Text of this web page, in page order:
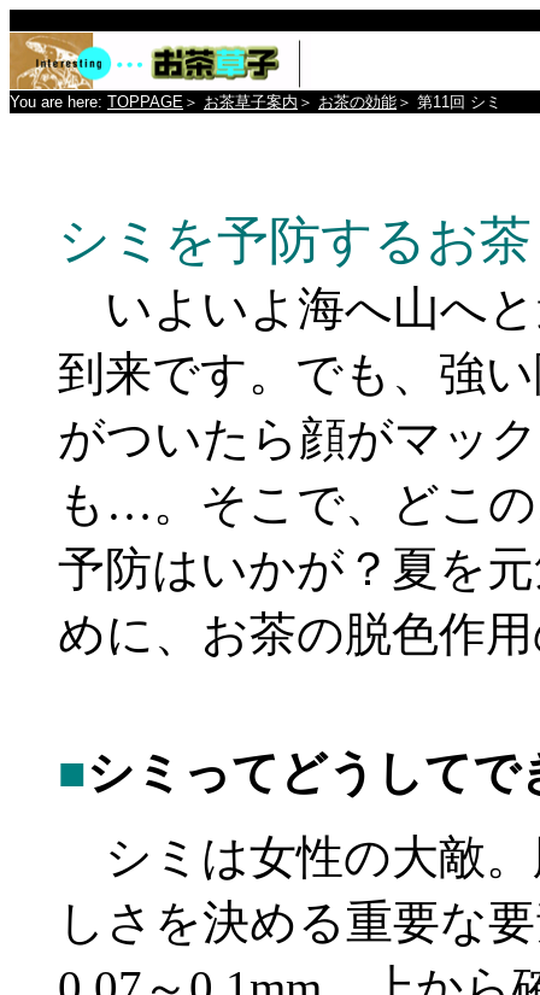
You are here: TOPPAGE ＞ お茶草子案内 ＞ お茶の効能 ＞ 第11回 シミ
シミを予防するお茶
いよいよ海へ山へ
到来です。でも、強
がついたら顔がマッ
も…。そこで、どこ
予防はいかが？夏を
めに、お茶の脱色作
■シミってどうしてで
シミは女性の大敵
しさを決める重要な